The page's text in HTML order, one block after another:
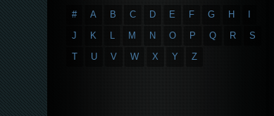
# A B C D E F G H
J
K L M N O P Q R
S
T
U V W X Y Z